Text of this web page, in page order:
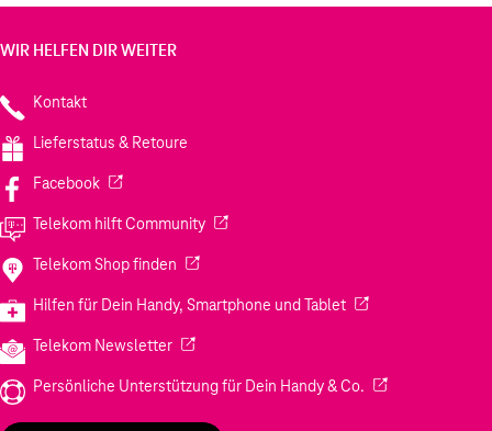
WIR HELFEN DIR WEITER
Kontakt
Lieferstatus & Retoure
Facebook(Wird in einem neuen Tab geöffnet)
Telekom hilft Community(Wird in einem neuen Tab geöffnet)
Telekom Shop finden (Wird in einem neuen Tab geöffnet)
Hilfen für Dein Handy, Smartphone und Tablet(Wird in einem
Telekom Newsletter(Wird in einem neuen Tab geöffnet)
Persönliche Unterstützung für Dein Handy & Co. (Wird in einem